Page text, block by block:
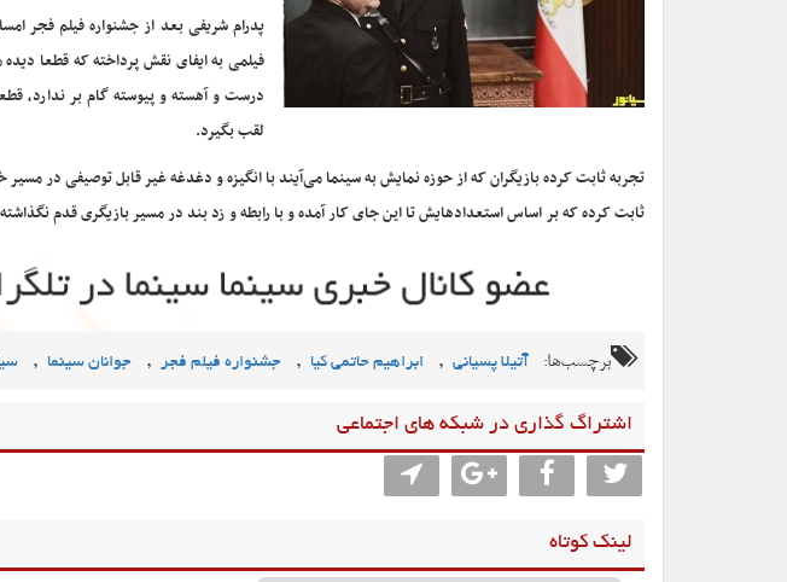
پدرام شریفی بعد از جشنواره فیلم فجر
فیلمی به ایفای نقش پرداخته که قطعا
درست و آهسته و پیوسته گام بر ندارد،
لقب بگیرد.
تجربه ثابت کرده بازیگران که از حوزه نمایش به سینما می‌آیند با انگیزه و دغدغه غیر قابل توصیفی در مسیر
ثابت کرده که بر اساس استعدادهایش تا این جای کار آمده و با رابطه و زد بند در مسیر بازیگری قدم
برچسب‌ها: آتیلا پسیانی , ابراهیم حاتمی کیا , جشنواره فیلم فجر , جوانان سینما ,
اشتراگ گذاری در شبکه های اجتماعی
لینک کوتاه